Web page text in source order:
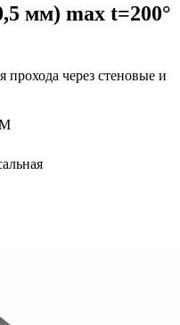
мм) max t=200°
через стеновые и